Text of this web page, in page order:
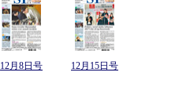
12月8日号 12月15日号